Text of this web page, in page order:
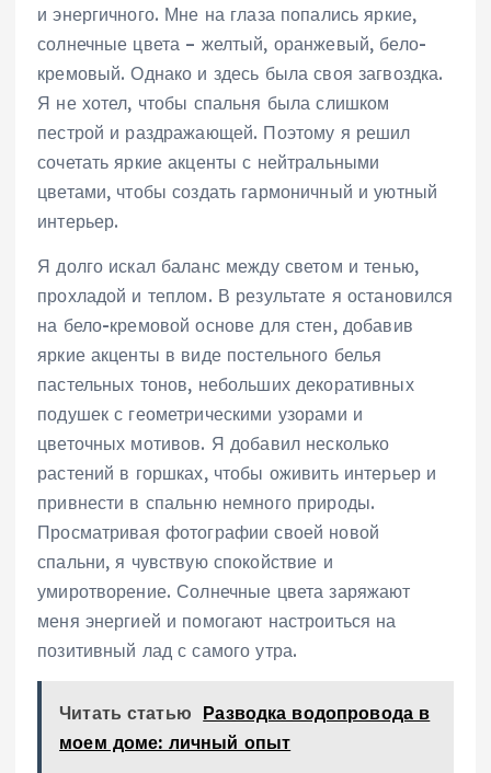
и энергичного. Мне на глаза попались яркие,
солнечные цвета – желтый, оранжевый, бело-
кремовый. Однако и здесь была своя загвоздка.
Я не хотел, чтобы спальня была слишком
пестрой и раздражающей. Поэтому я решил
сочетать яркие акценты с нейтральными
цветами, чтобы создать гармоничный и уютный
интерьер.
Я долго искал баланс между светом и тенью,
прохладой и теплом. В результате я остановился
на бело-кремовой основе для стен, добавив
яркие акценты в виде постельного белья
пастельных тонов, небольших декоративных
подушек с геометрическими узорами и
цветочных мотивов. Я добавил несколько
растений в горшках, чтобы оживить интерьер и
привнести в спальню немного природы.
Просматривая фотографии своей новой
спальни, я чувствую спокойствие и
умиротворение. Солнечные цвета заряжают
меня энергией и помогают настроиться на
позитивный лад с самого утра.
Читать статью Разводка водопровода в
моем доме: личный опыт